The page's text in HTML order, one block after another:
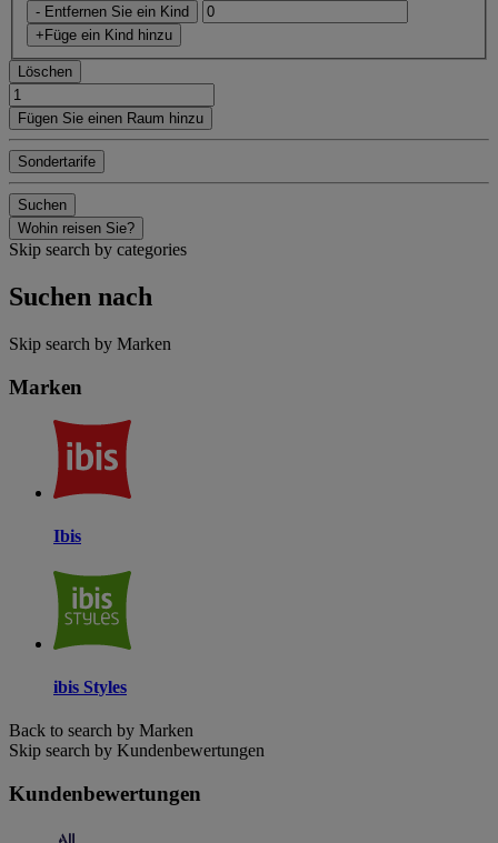
- Entfernen Sie ein Kind
+Füge ein Kind hinzu
Löschen
Fügen Sie einen Raum hinzu
Sondertarife
Suchen
Wohin reisen Sie?
Skip search by categories
Suchen nach
Skip search by Marken
Marken
Ibis
ibis Styles
Back to search by Marken
Skip search by Kundenbewertungen
Kundenbewertungen